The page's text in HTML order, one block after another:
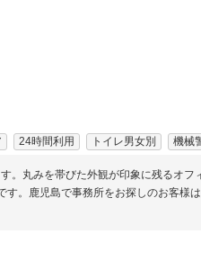
24時間利用 トイレ男女別 機械
。丸みを帯びた外観が印象に残るオフ
。鹿児島で事務所をお探しのお客様